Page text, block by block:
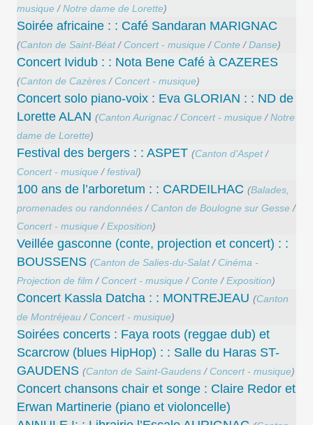
musique/Notre dame de Lorette)
Soirée africaine : : Café Sandaran MARIGNAC
(Canton de Saint-Béat/ Concert - musique/ Conte/Danse)
Concert Ividub : : Nota Bene Café à CAZERES
(Canton de Cazères/ Concert - musique)
Concert solo piano-voix : Eva GLORIAN : : ND de
Lorette ALAN (Canton Aurignac/ Concert - musique/Notre
dame de Lorette)
Festival des bergers : : ASPET (Canton d’Aspet/
Concert - musique/festival)
100 ans de l’arboretum : : CARDEILHAC (Balades,
promenades ou randonnées/ Canton de Boulogne sur Gesse/
Concert - musique/Exposition)
Veillée gasconne (conte, projection et concert) : :
BOUSSENS (Canton de Salies-du-Salat/ Cinéma -
Projection de film / Concert - musique/ Conte/Exposition)
Concert Kassla Datcha : : MONTREJEAU (Canton
de Montréjeau/ Concert - musique)
Soirées concerts : Faya roots (reggae dub) et
Scarcrow (blues HipHop) : : Salle du Haras ST-
GAUDENS (Canton de Saint-Gaudens/ Concert - musique)
Concert chansons chair et songe : Claire Redor et
Erwan Martinerie (piano et violoncelle)